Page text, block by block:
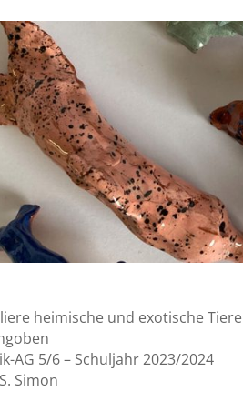
heimische und exotische Tiere
AG 5/6 – Schuljahr 2023/2024
S. Simon